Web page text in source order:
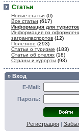
Статьи
Новые статьи (0)
Все статьи (617)
Информация для
Информация по
загранпаспортов (12)
Полезное (293)
Статьи о туризме (183)
Статьи об отелях (18)
Страны и курорты (93)
» Вход
E-Mail:
Пароль:
Регистрация|